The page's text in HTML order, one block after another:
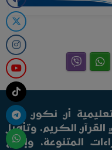
أن نكون بيت
الكريم، وتأهيل
المتنوعة، وإنتاج